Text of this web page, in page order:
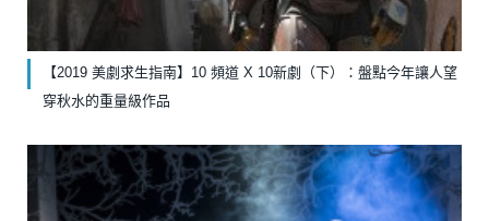
【2019 美劇求生指南】10 頻道 X 10新劇（下）：盤點今年讓人望
穿秋水的重量級作品